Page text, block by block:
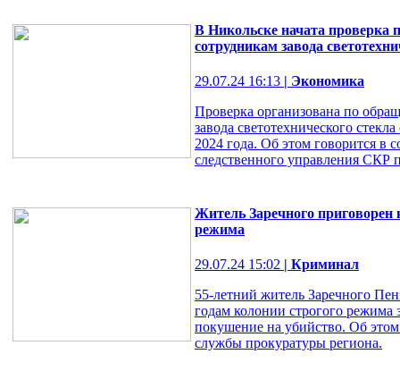
В Никольске начата
сотрудникам завода
29.07.24 16:13 | Экономика
Проверка организована по
завода светотехнического
2024 года. Об этом говорится в
следственного управления СКР
Житель Заречного приговорен
режима
29.07.24 15:02 | Криминал
55-летний житель Заречного
годам колонии строгого режима
покушение на убийство. Об
службы прокуратуры региона.